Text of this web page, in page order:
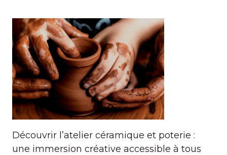
Découvrir l’atelier céramique et poterie :
une immersion créative accessible à tous